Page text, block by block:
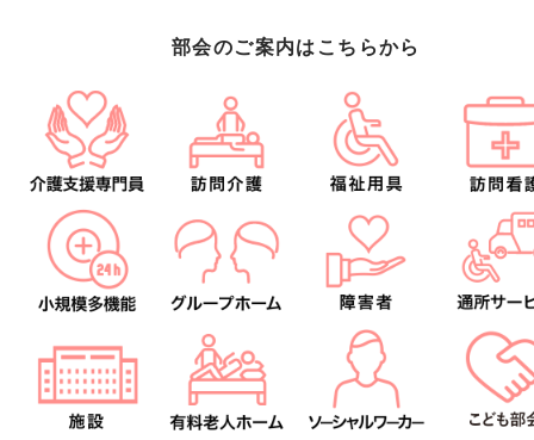
部会のご案内はこちらから